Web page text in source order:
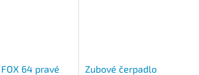
64 pravé
Zubové čerpadlo